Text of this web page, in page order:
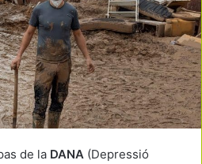
de la DANA (Depressió